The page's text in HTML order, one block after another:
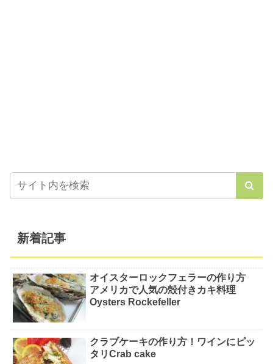
新着記事
オイスターロックフェラーの作り方
アメリカで人気の殻付きカキ料理
Oysters Rockefeller
クラブケーキの作り方！ワインにピッ
タリCrab cake